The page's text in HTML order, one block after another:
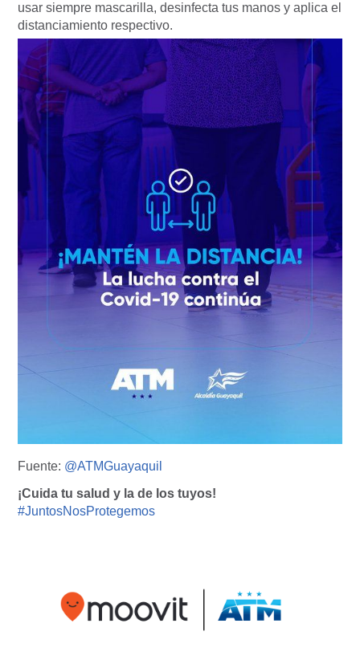
usar siempre mascarilla, desinfecta tus manos y aplica el
distanciamiento respectivo.
Fuente: @ATMGuayaquil
¡Cuida tu salud y la de los tuyos!
#JuntosNosProtegemos